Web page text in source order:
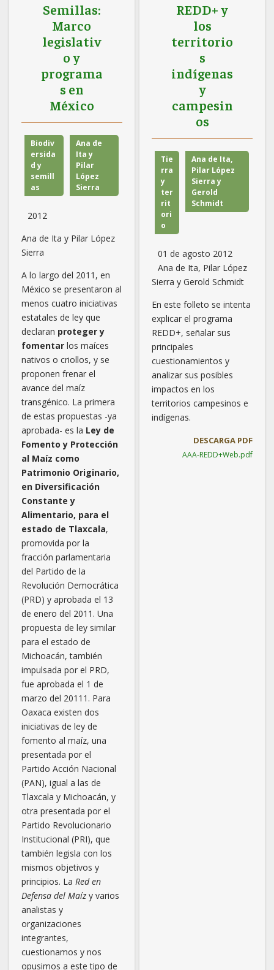
Semillas:
Marco
legislativ
o y
programa
s en
México
Biodiv
ersida
d y
semill
as
Ana de
Ita y
Pilar
López
Sierra
2012
Ana de Ita y Pilar López
Sierra
A lo largo del 2011, en
México se presentaron al
menos cuatro iniciativas
estatales de ley que
declaran proteger y
fomentar los maíces
nativos o criollos, y se
proponen frenar el
avance del maíz
transgénico. La primera
de estas propuestas -ya
aprobada- es la Ley de
Fomento y Protección
al Maíz como
Patrimonio Originario,
en Diversificación
Constante y
Alimentario, para el
estado de Tlaxcala,
promovida por la
fracción parlamentaria
del Partido de la
Revolución Democrática
(PRD) y aprobada el 13
de enero del 2011. Una
propuesta de ley similar
para el estado de
Michoacán, también
impulsada por el PRD,
fue aprobada el 1 de
marzo del 20111. Para
Oaxaca existen dos
iniciativas de ley de
fomento al maíz, una
presentada por el
Partido Acción Nacional
(PAN), igual a las de
Tlaxcala y Michoacán, y
otra presentada por el
Partido Revolucionario
Institucional (PRI), que
también legisla con los
mismos objetivos y
principios. La Red en
Defensa del Maíz y varios
analistas y
organizaciones
integrantes,
cuestionamos y nos
opusimos a este tipo de
REDD+ y
los
territorio
s
indígenas
y
campesin
os
Tie
rra
y
ter
rit
ori
o
Ana de Ita,
Pilar López
Sierra y
Gerold
Schmidt
01 de agosto 2012
Ana de Ita, Pilar López
Sierra y Gerold Schmidt
En este folleto se intenta
explicar el programa
REDD+, señalar sus
principales
cuestionamientos y
analizar sus posibles
impactos en los
territorios campesinos e
indígenas.
DESCARGA PDF
AAA-REDD+Web.pdf